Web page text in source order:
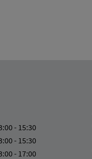
- 15:30
- 15:30
- 17:00